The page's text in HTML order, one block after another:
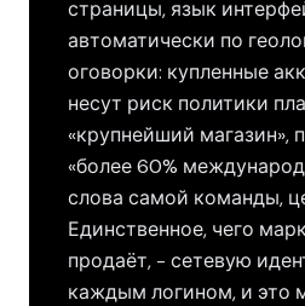
страницы, язык
автоматически по
оговорки: купленные
несут риск политики
«крупнейший магазин»,
«более 60%
слова самой команды,
Единственное, чего
продаёт, - сетевую
каждым логином, и это